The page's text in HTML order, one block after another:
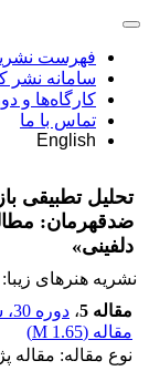
فهرست
سامانه نشر
کارگاه‌ها و
تماس با ما
English
تحلیل تطبیقی
ضدقهرمان:
دلفینی»
نشریه هنرهای
مقاله 5
، دوره 30، شماره 4
مقاله (1.65 M
)
نوع مقاله: مقاله